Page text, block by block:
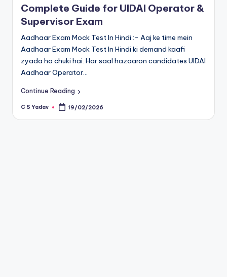
Complete Guide for UIDAI Operator &
Supervisor Exam
Aadhaar Exam Mock Test In Hindi :- Aaj ke time mein
Aadhaar Exam Mock Test In Hindi ki demand kaafi
zyada ho chuki hai. Har saal hazaaron candidates UIDAI
Aadhaar Operator…
Continue Reading
Posted
C S Yadav 19/02/2026